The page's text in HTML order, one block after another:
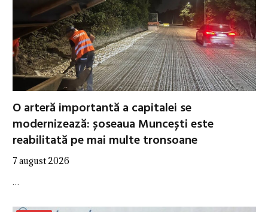
O arteră importantă a capitalei se
modernizează: șoseaua Muncești este
reabilitată pe mai multe tronsoane
7 august 2026
…